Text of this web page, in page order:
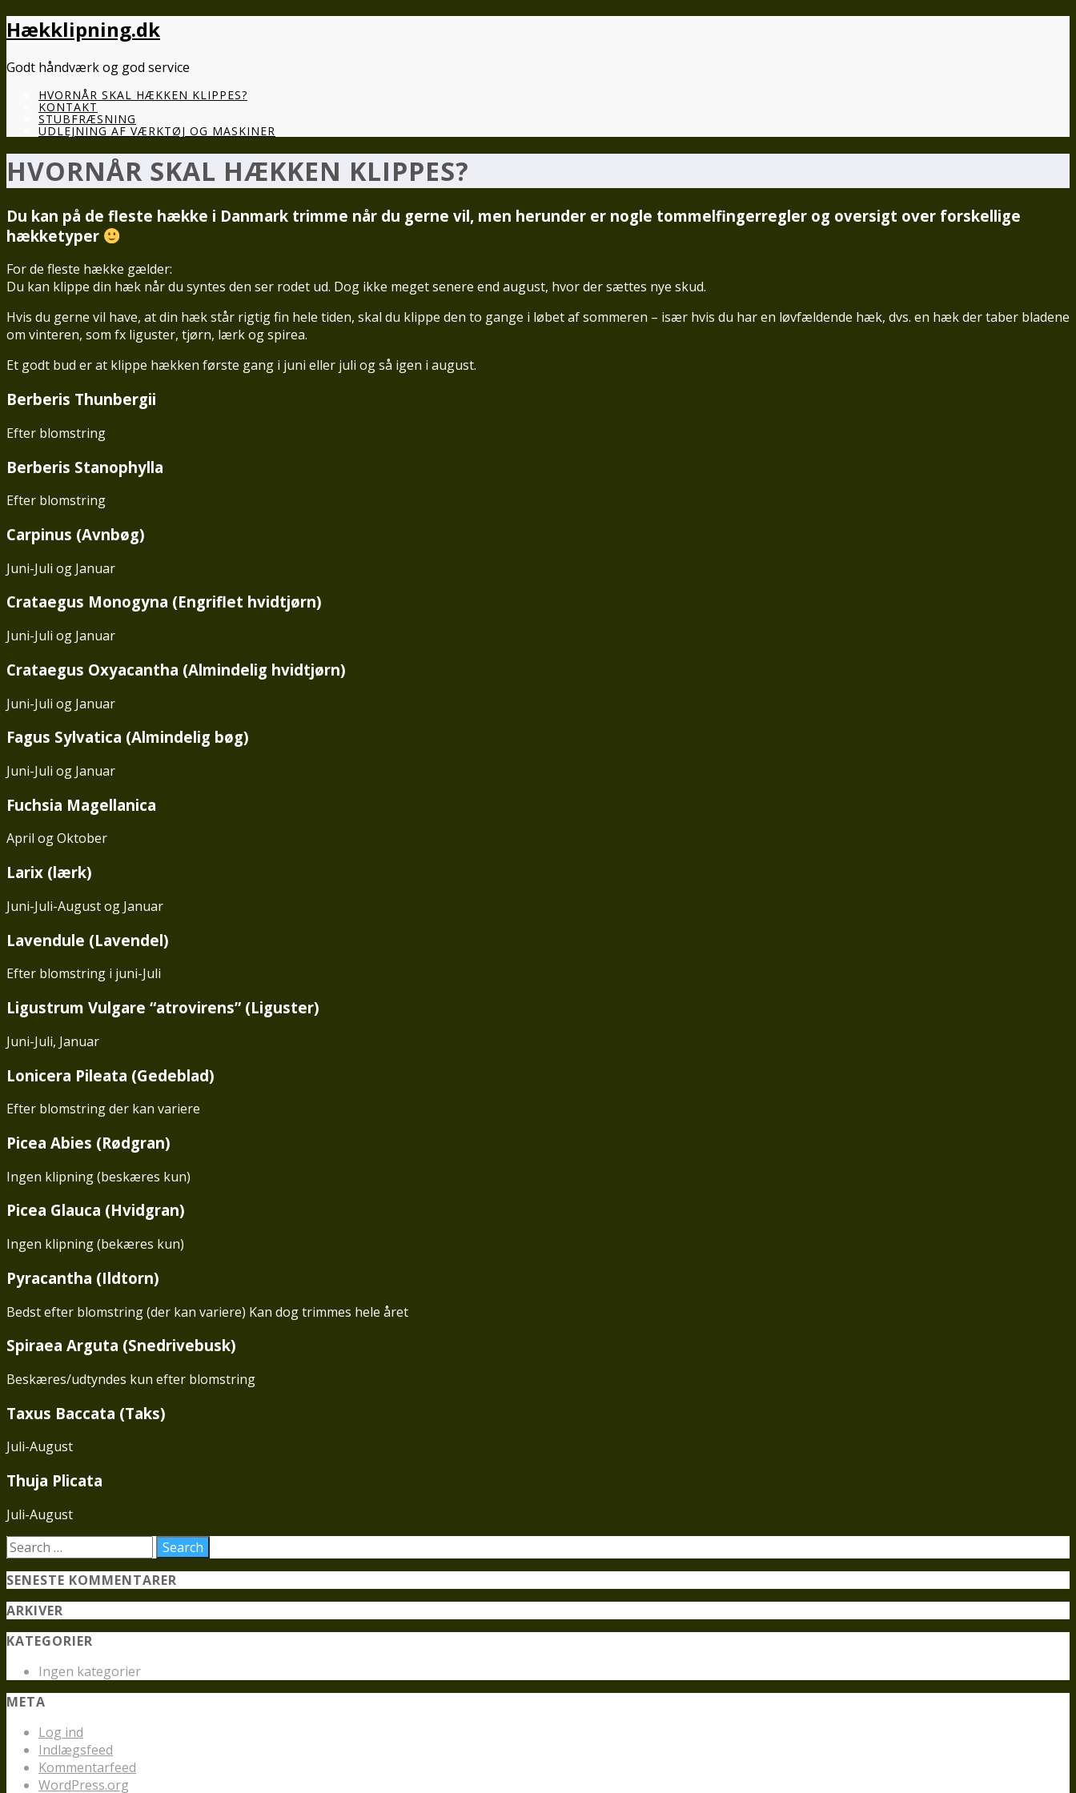
Hækklipning.dk
Godt håndværk og god service
HVORNÅR SKAL HÆKKEN KLIPPES?
KONTAKT
STUBFRÆSNING
UDLEJNING AF VÆRKTØJ OG MASKINER
HVORNÅR SKAL HÆKKEN KLIPPES?
Du kan på de fleste hække i Danmark trimme når du gerne vil, men herunder er nogle tommelfingerregler og oversigt over forskellige
hækketyper
For de fleste hække gælder:
Du kan klippe din hæk når du syntes den ser rodet ud. Dog ikke meget senere end august, hvor der sættes nye skud.
Hvis du gerne vil have, at din hæk står rigtig fin hele tiden, skal du klippe den to gange i løbet af sommeren – især hvis du har en løvfældende hæk, dvs. en hæk der taber bladene
om vinteren, som fx liguster, tjørn, lærk og spirea.
Et godt bud er at klippe hækken første gang i juni eller juli og så igen i august.
Berberis Thunbergii
Efter blomstring
Berberis Stanophylla
Efter blomstring
Carpinus (Avnbøg)
Juni-Juli og Januar
Crataegus Monogyna (Engriflet hvidtjørn)
Juni-Juli og Januar
Crataegus Oxyacantha (Almindelig hvidtjørn)
Juni-Juli og Januar
Fagus Sylvatica (Almindelig bøg)
Juni-Juli og Januar
Fuchsia Magellanica
April og Oktober
Larix (lærk)
Juni-Juli-August og Januar
Lavendule (Lavendel)
Efter blomstring i juni-Juli
Ligustrum Vulgare “atrovirens” (Liguster)
Juni-Juli, Januar
Lonicera Pileata (Gedeblad)
Efter blomstring der kan variere
Picea Abies (Rødgran)
Ingen klipning (beskæres kun)
Picea Glauca (Hvidgran)
Ingen klipning (bekæres kun)
Pyracantha (Ildtorn)
Bedst efter blomstring (der kan variere) Kan dog trimmes hele året
Spiraea Arguta (Snedrivebusk)
Beskæres/udtyndes kun efter blomstring
Taxus Baccata (Taks)
Juli-August
Thuja Plicata
Juli-August
SENESTE KOMMENTARER
ARKIVER
KATEGORIER
Ingen kategorier
META
Log ind
Indlægsfeed
Kommentarfeed
WordPress.org